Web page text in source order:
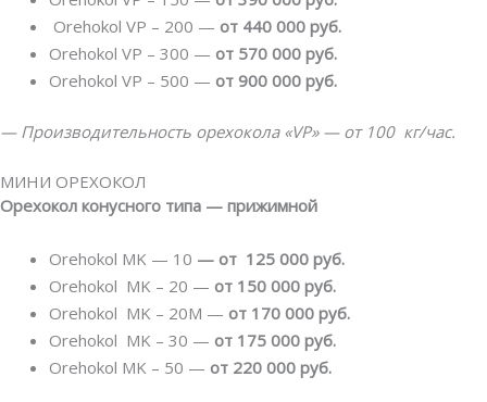
Orehokol VP – 200 — от 440 000 руб.
Orehokol VP – 300 — от 570 000 руб.
Orehokol VP – 500 — от 900 000 руб.
— Производительность орехокола «VP» — от 100 кг/час.
МИНИ ОРЕХОКОЛ
Орехокол конусного типа — прижимной
Orehokol MK — 10 — от 125 000 руб.
Orehokol MK – 20 — от 150 000 руб.
Orehokol MK – 20M — от 170 000 руб.
Orehokol MK – 30 — от 175 000 руб.
Orehokol MK – 50 — от 220 000 руб.